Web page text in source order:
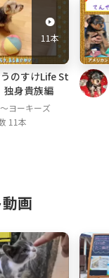
11本
のすけLife St
身貴族編
ヨーキーズ
11本
画